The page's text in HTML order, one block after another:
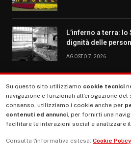
L’inferno a terra:
dignità delle
AGOSTO 7, 2026
MENU
La Nostra Storia
Su questo sito utilizziamo cookie tecnici
navigazione e funzionali all'erogazione del
consenso, utilizziamo i cookie anche per
contenuti ed annunci, per fornirti una
facilitare le interazioni social e analizzare
Consulta l'informativa estesa: Cookie Policy